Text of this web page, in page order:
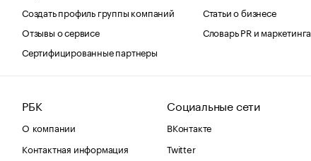
Создать профиль группы компаний
Отзывы о сервисе
Сертифицированные партнеры
Статьи о бизнесе
Словарь PR и маркетинга
РБК
О компании
Контактная информация
Социальные сети
ВКонтакте
Twitter